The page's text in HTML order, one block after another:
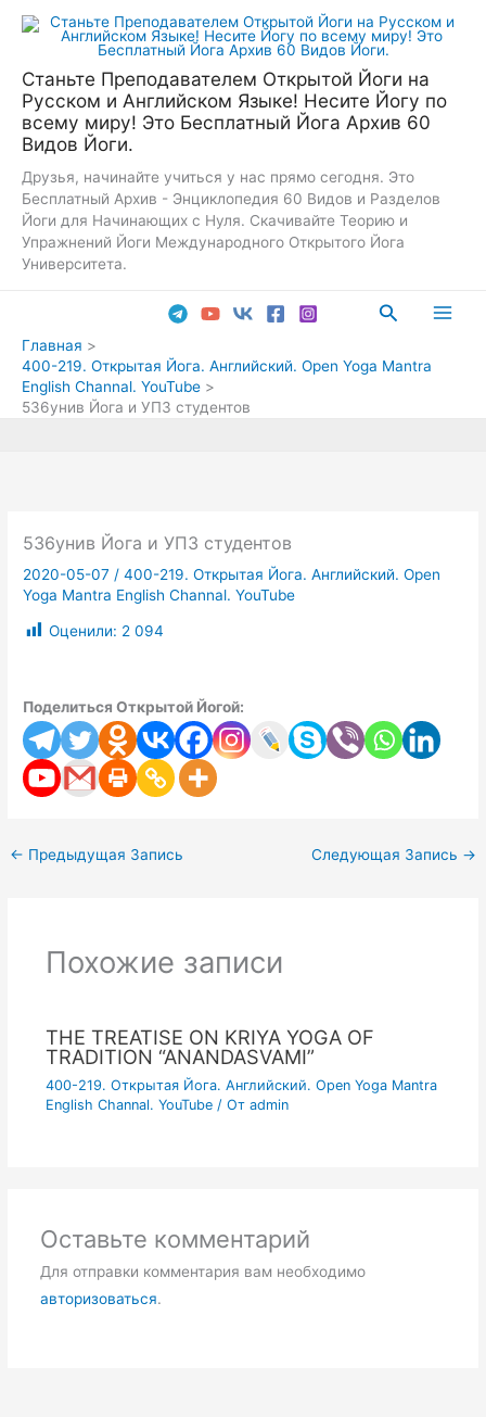
Перейти
Станьте Преподавателем Открытой Йоги на
Русском и Английском Языке! Несите Йогу по
всему миру! Это Бесплатный Йога Архив 60
Видов Йоги.
Друзья, начинайте учиться у нас прямо сегодня. Это
Бесплатный Архив - Энциклопедия 60 Видов и Разделов
Йоги для Начинающих с Нуля. Скачивайте Теорию и
Упражнений Йоги Международного Открытого Йога
Университета.
Поиск
Главная
400-219. Открытая Йога. Английский. Open Yoga Mantra
English Channal. YouTube
536унив Йога и УПЗ студентов
536унив Йога и УПЗ студентов
2020-05-07 /400-219. Открытая Йога. Английский. Open
Yoga Mantra English Channal. YouTube
Оценили: 2 094
Поделиться Открытой Йогой:
← Предыдущая Запись Следующая Запись →
Похожие записи
THE TREATISE ON KRIYA YOGA OF
TRADITION “ANANDASVAMI”
400-219. Открытая Йога. Английский. Open Yoga Mantra
English Channal. YouTube/ От admin
Оставьте комментарий
Для отправки комментария вам необходимо
авторизоваться.